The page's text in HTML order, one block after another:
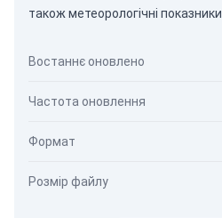
також метеорологічні показники.
Востаннє оновлено
Частота оновлення
Формат
Розмір файлу